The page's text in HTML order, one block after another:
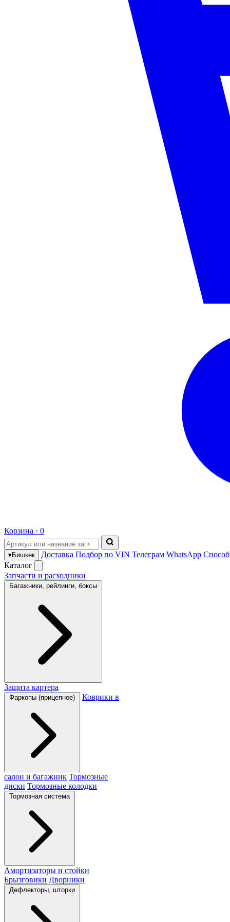
Корзина · 0
▾Бишкек Доставка Подбор по VIN Телеграм WhatsApp
Каталог
Запчасти и расходники
Багажники, рейлинги, боксы
Защита картера
Фаркопы (прицепное) Коврики в
салон и багажник Тормозные
диски Тормозные колодки
Тормозная система
Амортизаторы и стойки
Брызговики Дворники
Дефлекторы, шторки